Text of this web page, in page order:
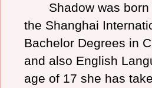
Shadow was born
the Shanghai
Bachelor Degrees in
and also English
age of 17 she has